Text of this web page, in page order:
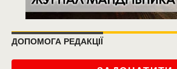
ДОПОМОГА РЕДАКЦІЇ